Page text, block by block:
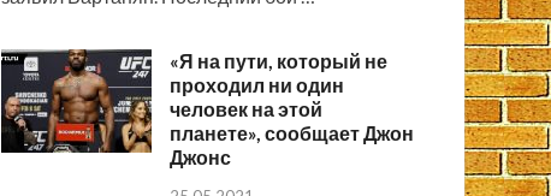
«Я на пути, который не
проходил ни один
человек на этой
планете», сообщает Джон
Джонс